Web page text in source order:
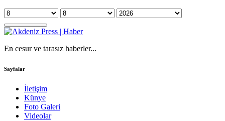
En cesur ve tarasız haberler...
Sayfalar
İletişim
Künye
Foto Galeri
Videolar